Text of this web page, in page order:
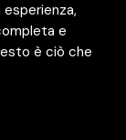
e
è ciò che